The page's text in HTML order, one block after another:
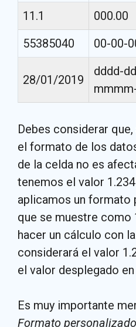
11.1
000.00
55385040
00-00-
28/01/2019
dddd-
Debes considerar
el formato de los
de la celda no es
tenemos el valor
aplicamos un formato
que se muestre como
hacer un cálculo con
considerará el valor
el valor desplegado
Es muy importante
Formato